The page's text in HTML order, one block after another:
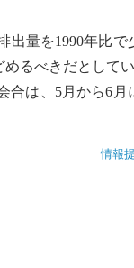
出量を1990年比
るべきだとしてい
合は、5月から6
情報